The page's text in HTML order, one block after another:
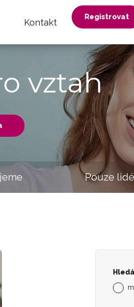
Kontakt
Registrovat
vztah
Pouze